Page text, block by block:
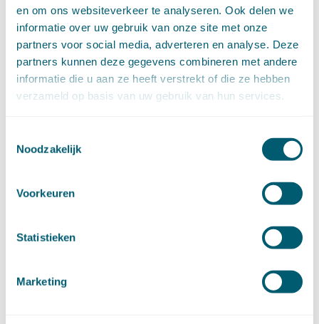
en om ons websiteverkeer te analyseren. Ook delen we
informatie over uw gebruik van onze site met onze
partners voor social media, adverteren en analyse. Deze
partners kunnen deze gegevens combineren met andere
informatie die u aan ze heeft verstrekt of die ze hebben
verzameld op basis van uw gebruik van hun services.
Noodzakelijk
Voorkeuren
Statistieken
Marketing
februari (16)
januari (14)
►
2022 (168)
december (13)
september (12)
juni (16)
april (13)
januari (15)